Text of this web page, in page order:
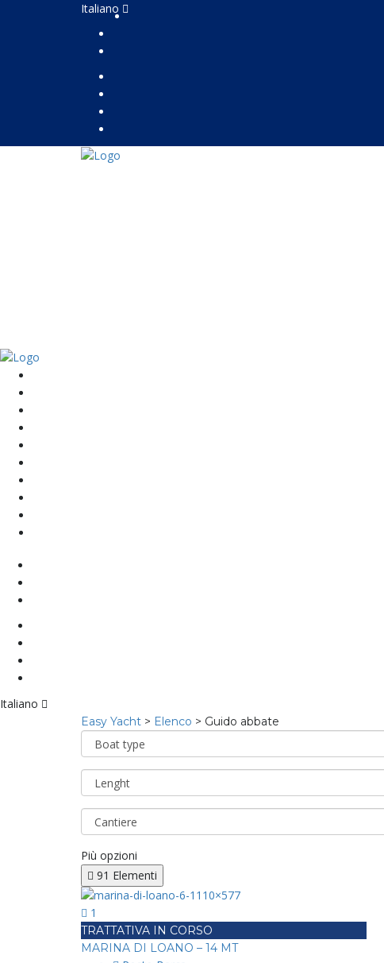
Italiano
Italiano
Easy Yacht > Elenco > Guido abbate
Più opzioni
91 Elementi
1
TRATTATIVA IN CORSO
MARINA DI LOANO – 14 MT